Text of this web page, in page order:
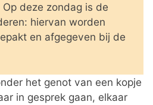
deze zondag is de
hiervan worden
en afgegeven bij de
het genot van een kopje
in gesprek gaan, elkaar